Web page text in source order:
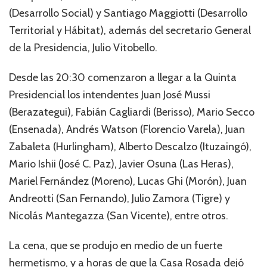
(Desarrollo Social) y Santiago Maggiotti (Desarrollo
Territorial y Hábitat), además del secretario General
de la Presidencia, Julio Vitobello.
Desde las 20:30 comenzaron a llegar a la Quinta
Presidencial los intendentes Juan José Mussi
(Berazategui), Fabián Cagliardi (Berisso), Mario Secco
(Ensenada), Andrés Watson (Florencio Varela), Juan
Zabaleta (Hurlingham), Alberto Descalzo (Ituzaingó),
Mario Ishii (José C. Paz), Javier Osuna (Las Heras),
Mariel Fernández (Moreno), Lucas Ghi (Morón), Juan
Andreotti (San Fernando), Julio Zamora (Tigre) y
Nicolás Mantegazza (San Vicente), entre otros.
La cena, que se produjo en medio de un fuerte
hermetismo, y a horas de que la Casa Rosada dejó